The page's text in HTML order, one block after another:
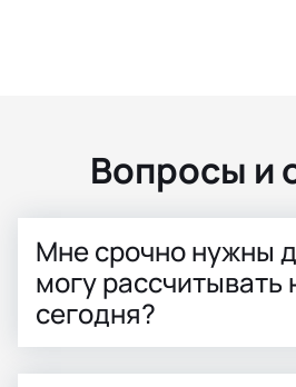
Вопросы и
Мне срочно нужны
могу рассчитывать
сегодня?